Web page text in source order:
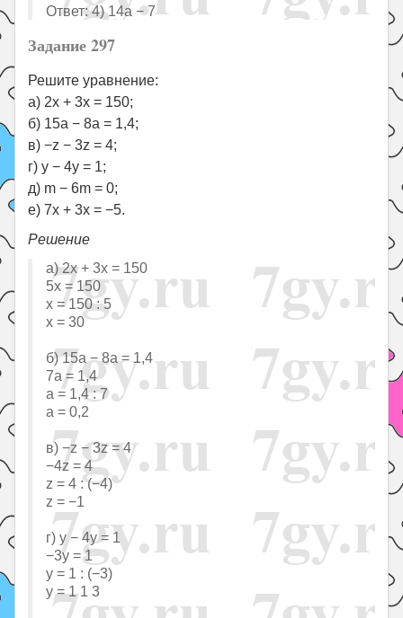
Ответ: 4) 14a − 7
Задание 297
Решите уравнение:
а) 2x + 3x = 150;
б) 15a − 8a = 1,4;
в) −z − 3z = 4;
г) y − 4y = 1;
д) m − 6m = 0;
е) 7x + 3x = −5.
Решение
а) 2x + 3x = 150
5x = 150
x = 150 : 5
x = 30
б) 15a − 8a = 1,4
7a = 1,4
a = 1,4 : 7
a = 0,2
в) −z − 3z = 4
−4z = 4
z = 4 : (−4)
z = −1
г) y − 4y = 1
−3y = 1
y = 1 : (−3)
y = 1 1 3